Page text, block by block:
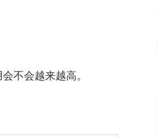
不会越来越高。